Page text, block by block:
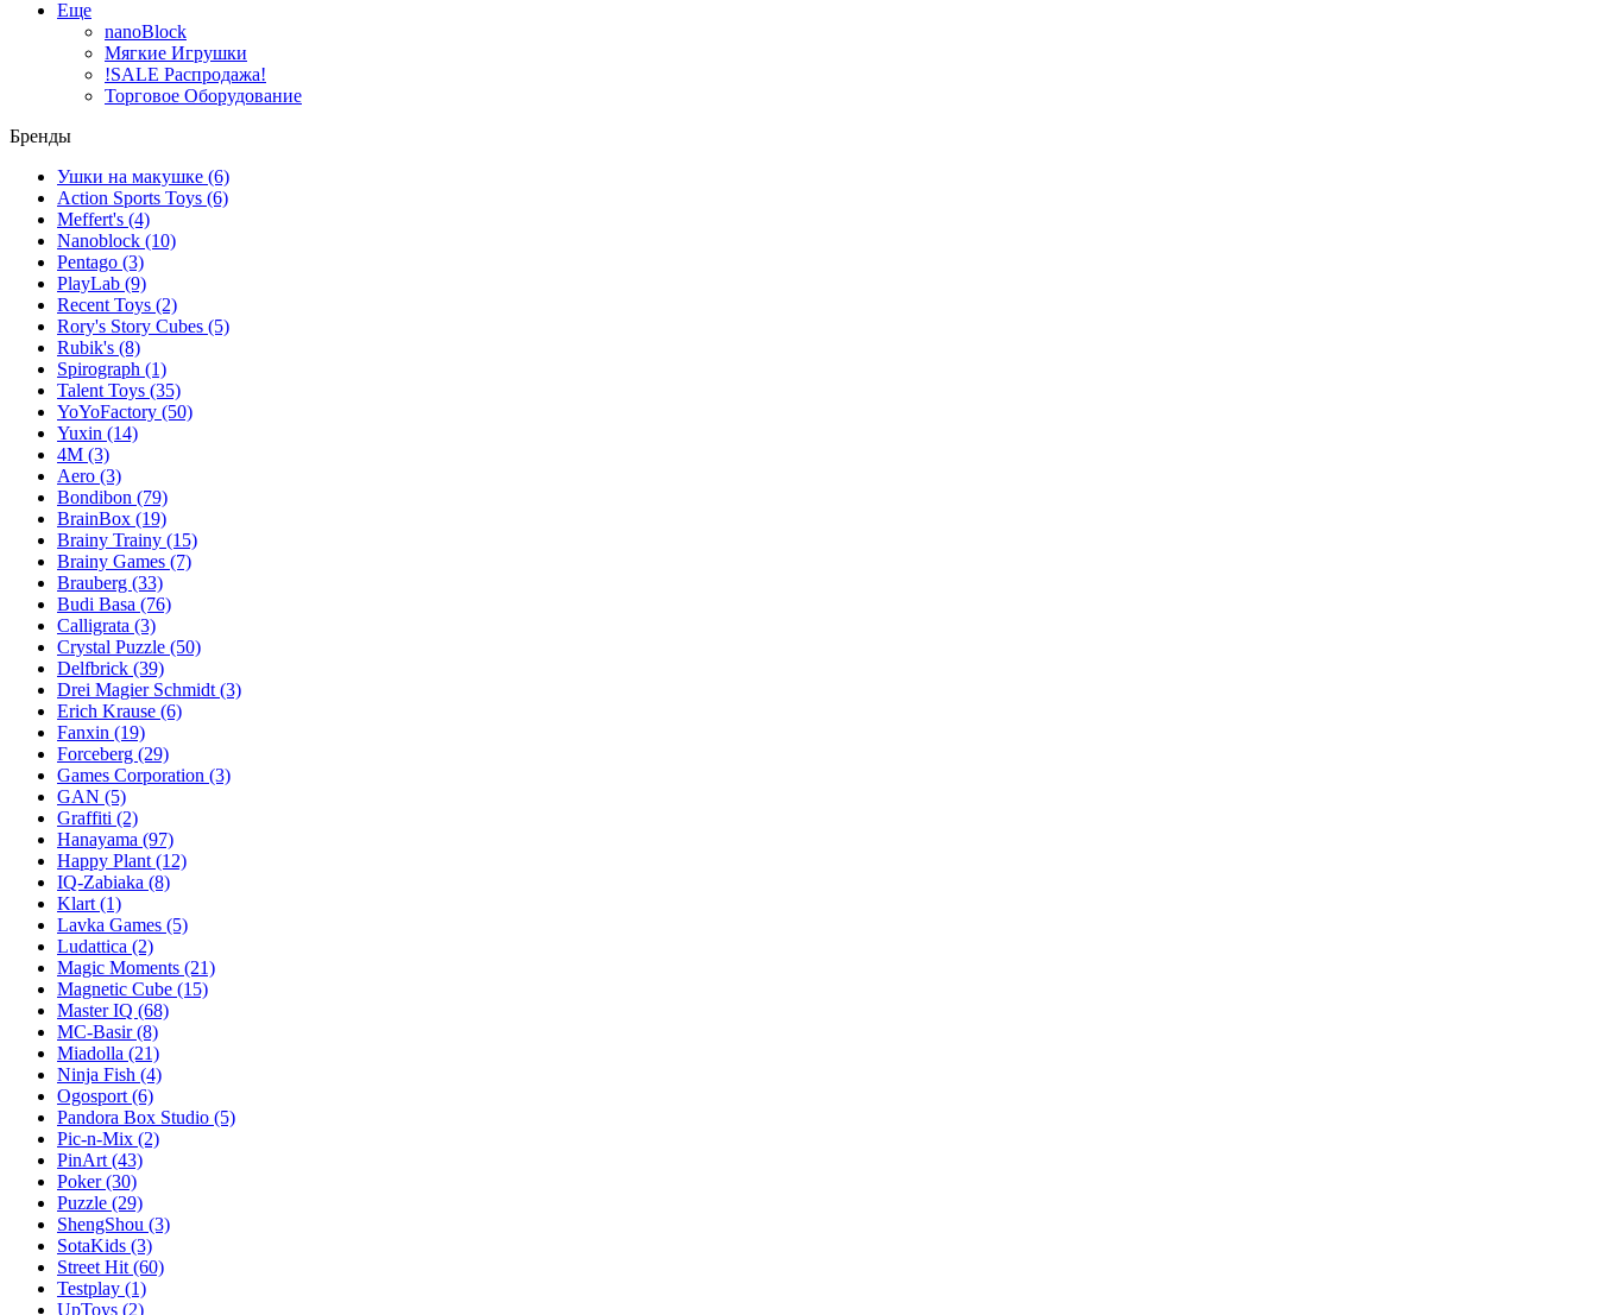
Еще
nanoBlock
Мягкие Игрушки
!SALE Распродажа!
Торговое Оборудование
Бренды
Ушки на макушке (6)
Action Sports Toys (6)
Meffert's (4)
Nanoblock (10)
Pentago (3)
PlayLab (9)
Recent Toys (2)
Rory's Story Cubes (5)
Rubik's (8)
Spirograph (1)
Talent Toys (35)
YoYoFactory (50)
Yuxin (14)
4M (3)
Aero (3)
Bondibon (79)
BrainBox (19)
Brainy Trainy (15)
Brainy Games (7)
Brauberg (33)
Budi Basa (76)
Calligrata (3)
Crystal Puzzle (50)
Delfbrick (39)
Drei Magier Schmidt (3)
Erich Krause (6)
Fanxin (19)
Forceberg (29)
Games Corporation (3)
GAN (5)
Graffiti (2)
Hanayama (97)
Happy Plant (12)
IQ-Zabiaka (8)
Klart (1)
Lavka Games (5)
Ludattica (2)
Magic Moments (21)
Magnetic Cube (15)
Master IQ (68)
MC-Basir(8)
Miadolla (21)
Ninja Fish (4)
Ogosport (6)
Pandora Box Studio (5)
Pic-n-Mix (2)
PinArt (43)
Poker(30)
Puzzle (29)
ShengShou (3)
SotaKids (3)
Street Hit (60)
Testplay (1)
UpToys (2)